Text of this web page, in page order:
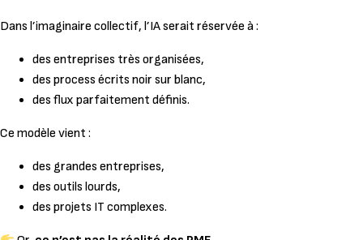
Dans l’imaginaire collectif, l’IA serait réservée à :
des entreprises très organisées,
des process écrits noir sur blanc,
des flux parfaitement définis.
Ce modèle vient :
des grandes entreprises,
des outils lourds,
des projets IT complexes.